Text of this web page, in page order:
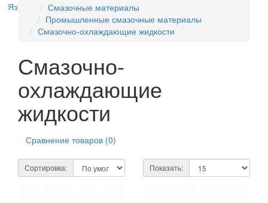
Язык
Смазочные материалы
Промышленные смазочные материалы
Смазочно-охлаждающие жидкости
Смазочно-
охлаждающие
жидкости
Сравнение товаров (0)
Сортировка: Показать: